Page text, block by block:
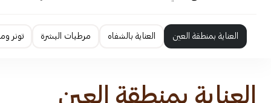
العناية بمنطقة العين العناية بالشفاه مرطبات البشرة تونر
العناية بمنطقة العين